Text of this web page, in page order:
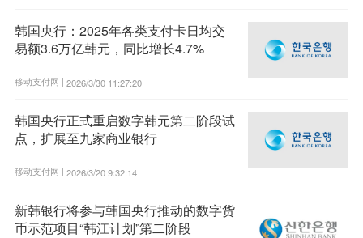
韩国央行：2025年各类支付卡日均交
易额3.6万亿韩元，同比增长4.7%
移动支付网 | 2026/3/30 11:27:20
韩国央行正式重启数字韩元第二阶段试
点，扩展至九家商业银行
移动支付网 | 2026/3/20 9:32:14
新韩银行将参与韩国央行推动的数字货
币示范项目“韩江计划”第二阶段